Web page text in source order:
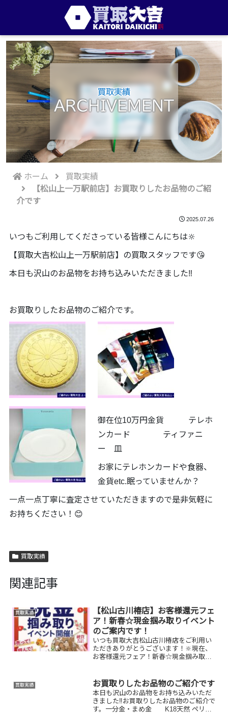
買取実績
ARCHIVEMENT
ホーム
買取実績
【松山上一万駅前店】お買取りしたお品物のご紹
介です
2025.07.26
いつもご利用してくださっている皆様こんにちは🔆
【買取大吉松山上一万駅前店】の買取スタッフです😘
本日も沢山のお品物をお持ち込みいただきました‼️
お買取りしたお品物のご紹介です。
御在位10万円金貨 テレホ
ンカード ティファニ
ー 皿
お家にテレホンカードや食器、
金貨etc.眠っていませんか？
一点一点丁寧に査定させていただきますので是非気軽に
お持ちください！😊
買取実績
関連記事
買取実績
【松山古川椿店】お客様還元フェ
ア！新春☆現金掴み取りイベント
のご案内です！
いつも買取大吉松山古川椿店をご利用い
ただきありがとうございます！🔆現在、
お客様還元フェア！新春☆現金掴み取り
様限定でご参加いただけます😌(金券類、
テ...
買取実績 お買取りしたお品物のご紹介です
本日も沢山のお品物をお持ち込みいただ
きました‼️お買取りしたお品物のご紹介で
す。一分金・まめ金 K18天然 ペリド